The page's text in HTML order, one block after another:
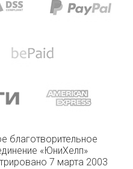
благотворительное
«ЮниХелп»
7 марта 2003